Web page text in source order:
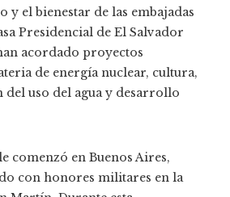
y el bienestar de las embajadas
Presidencial de El Salvador
acordado proyectos
de energía nuclear, cultura,
del uso del agua y desarrollo
comenzó en Buenos Aires,
con honores militares en la